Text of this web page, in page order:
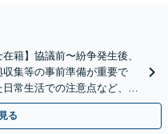
籍】協議前〜紛争発生後、
集等の事前準備が重要で
常生活での注意点など、フ
子連れの相談OK】
る